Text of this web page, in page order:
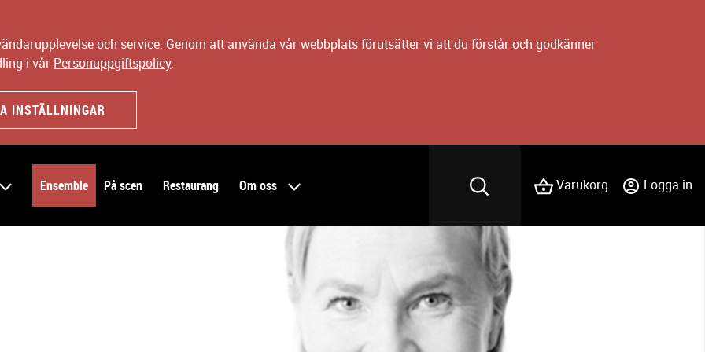
och service. Genom att använda vår webbplats förutsätter vi att du förstår och godkänner
i vår Personuppgiftspolicy.
INSTÄLLNINGAR
Varukorg Logga in
Ensemble På scen Restaurang Om oss